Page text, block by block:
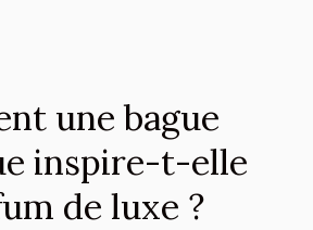
une bague
inspire-t-elle
de luxe ?